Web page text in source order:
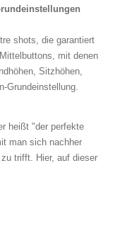
shots, die garantiert
mit denen
Sitzhöhen,
Grundeinstellung.
heißt "der perfekte
man sich nachher
trifft. Hier, auf dieser